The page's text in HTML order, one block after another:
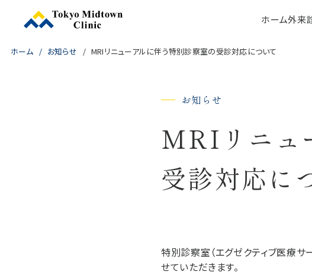
ホーム外来
ホーム お知らせ MRIリニューアルに伴う特別診察室の受診対応について
お知らせ
MRIリニュ
受診対応に
特別診察室（エグゼクティブ医療サ
せていただきます。